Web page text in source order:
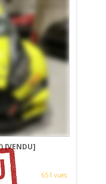
[VENDU]
651 vues